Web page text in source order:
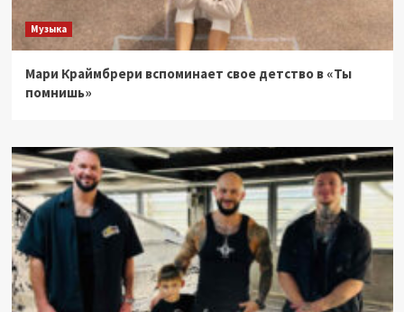
Музыка
Мари Краймбрери вспоминает свое детство в «Ты
помнишь»